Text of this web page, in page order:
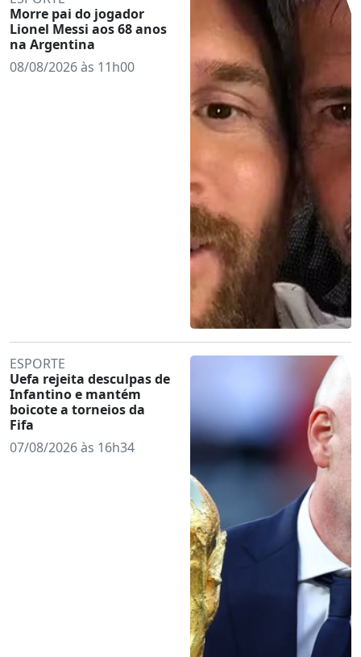
Morre pai do jogador
Lionel Messi aos 68 anos
na Argentina
08/08/2026 às 11h00
ESPORTE
Uefa rejeita desculpas de
Infantino e mantém
boicote a torneios da
Fifa
07/08/2026 às 16h34